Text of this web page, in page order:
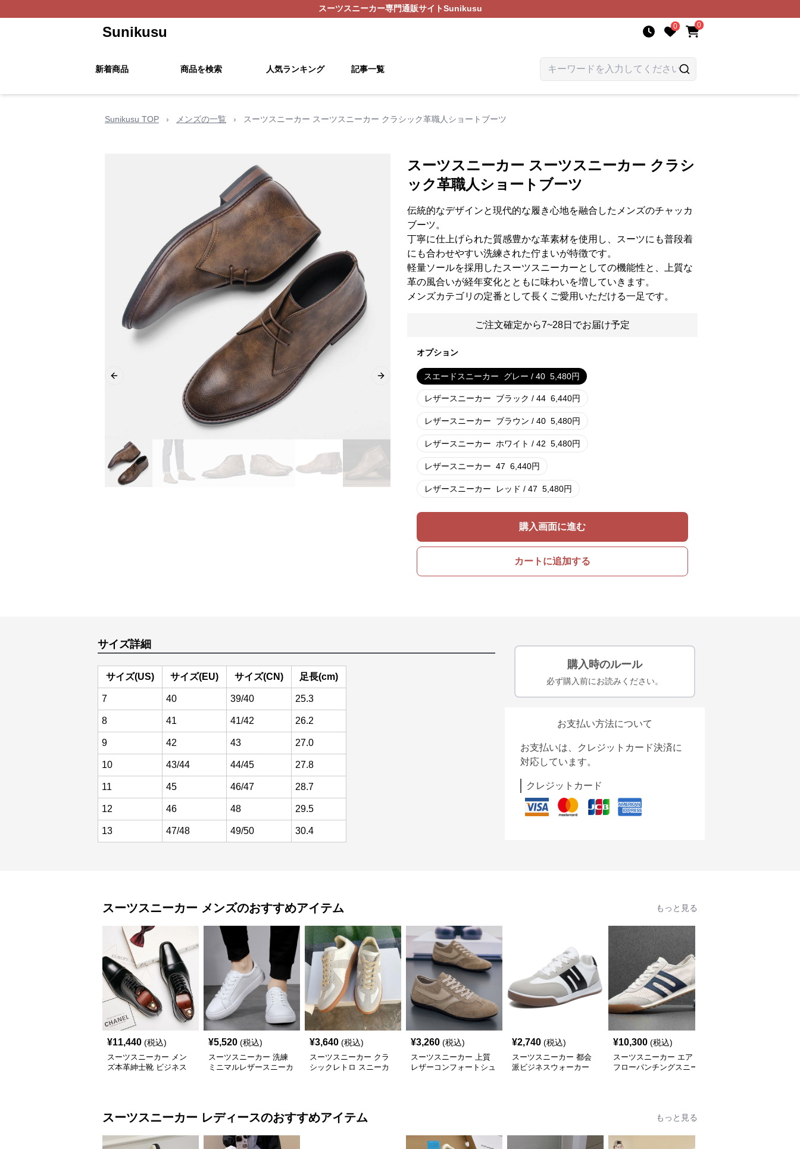
スーツスニーカー専門通販サイトSunikusu
Sunikusu 0 0
新着商品 商品を検索 人気ランキング 記事一覧
Sunikusu TOP › メンズの一覧 › スーツスニーカー スーツスニーカー クラシック革職人ショートブーツ
Previous slide Next slide
スーツスニーカー スーツスニーカー クラシ
ック革職人ショートブーツ
伝統的なデザインと現代的な履き心地を融合したメンズのチャッカ
ブーツ。
丁寧に仕上げられた質感豊かな革素材を使用し、スーツにも普段着
にも合わせやすい洗練された佇まいが特徴です。
軽量ソールを採用したスーツスニーカーとしての機能性と、上質な
革の風合いが経年変化とともに味わいを増していきます。
メンズカテゴリの定番として長くご愛用いただける一足です。
ご注文確定から7~28日でお届け予定
オプション
スエードスニーカー グレー / 40 5,480円
レザースニーカー ブラック / 44 6,440円
レザースニーカー ブラウン / 40 5,480円
レザースニーカー ホワイト / 42 5,480円
レザースニーカー 47 6,440円
レザースニーカー レッド / 47 5,480円
購入画面に進む
カートに追加する
サイズ詳細
サイズ(US) サイズ(EU) サイズ(CN) 足長(cm)
7 40 39/40 25.3
8 41 41/42 26.2
9 42 43 27.0
10 43/44 44/45 27.8
11 45 46/47 28.7
12 46 48 29.5
13 47/48 49/50 30.4
購入時のルール
必ず購入前にお読みください。
お支払い方法について
お支払いは、クレジットカード決済に
対応しています。
クレジットカード
スーツスニーカー メンズのおすすめアイテム もっと見る
¥11,440 (税込)
スーツスニーカー メン
ズ本革紳士靴 ビジネス
¥5,520 (税込)
スーツスニーカー 洗練
ミニマルレザースニーカ
¥3,640 (税込)
スーツスニーカー クラ
シックレトロ スニーカ
¥3,260 (税込)
スーツスニーカー 上質
レザーコンフォートシュ
¥2,740 (税込)
スーツスニーカー 都会
派ビジネスウォーカー
¥10,300 (税込)
スーツスニーカー エア
フローパンチングスニー
スーツスニーカー レディースのおすすめアイテム もっと見る